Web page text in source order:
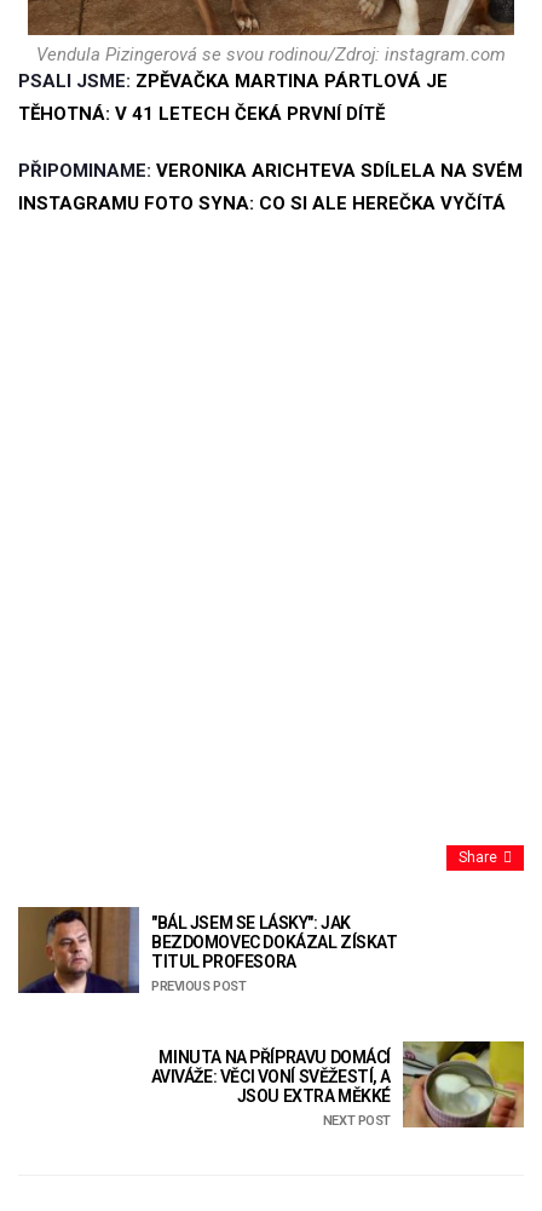
Vendula Pizingerová se svou rodinou/Zdroj: instagram.com
PSALI JSME: ZPĚVAČKA MARTINA PÁRTLOVÁ JE
TĚHOTNÁ: V 41 LETECH ČEKÁ PRVNÍ DÍTĚ
PŘIPOMINAME: VERONIKA ARICHTEVA SDÍLELA NA SVÉM
INSTAGRAMU FOTO SYNA: CO SI ALE HEREČKA VYČÍTÁ
Share
"BÁL JSEM SE LÁSKY": JAK
BEZDOMOVEC DOKÁZAL ZÍSKAT
TITUL PROFESORA
PREVIOUS POST
MINUTA NA PŘÍPRAVU DOMÁCÍ
AVIVÁŽE: VĚCI VONÍ SVĚŽESTÍ, A
JSOU EXTRA MĚKKÉ
NEXT POST